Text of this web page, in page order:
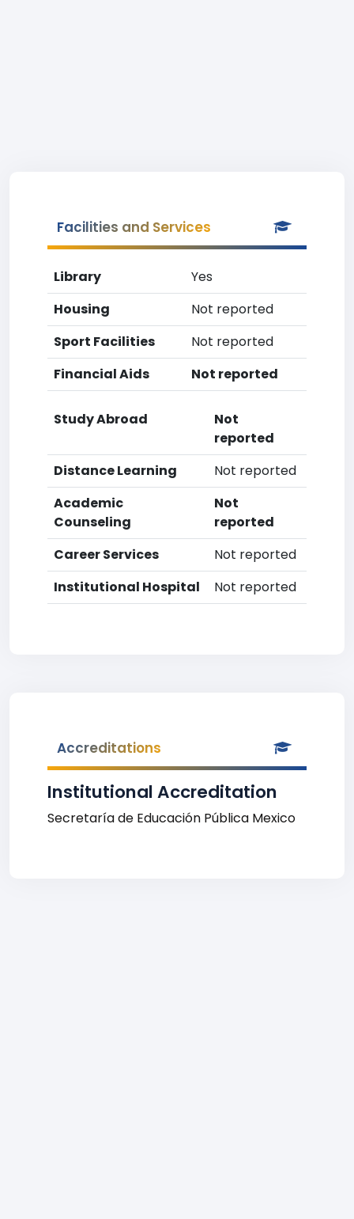
Facilities and Services
Library
Yes
Housing
Not reported
Sport Facilities
Not reported
Financial Aids
Not reported
Study Abroad
Not
reported
Distance Learning
Not reported
Academic
Counseling
Not
reported
Career Services
Not reported
Institutional Hospital
Not reported
Accreditations
Institutional Accreditation
Secretaría de Educación Pública Mexico